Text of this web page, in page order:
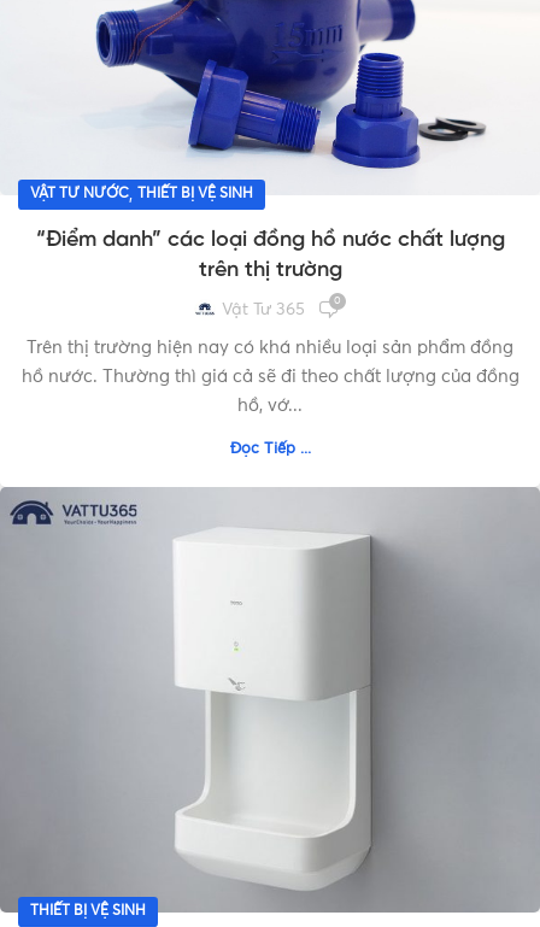
VẬT TƯ NƯỚC, THIẾT BỊ VỆ SINH
“Điểm danh” các loại đồng hồ nước chất lượng
trên thị trường
Vật Tư 365 0
Trên thị trường hiện nay có khá nhiều loại sản phẩm đồng
hồ nước. Thường thì giá cả sẽ đi theo chất lượng của đồng
hồ, vớ...
Đọc Tiếp ...
THIẾT BỊ VỆ SINH